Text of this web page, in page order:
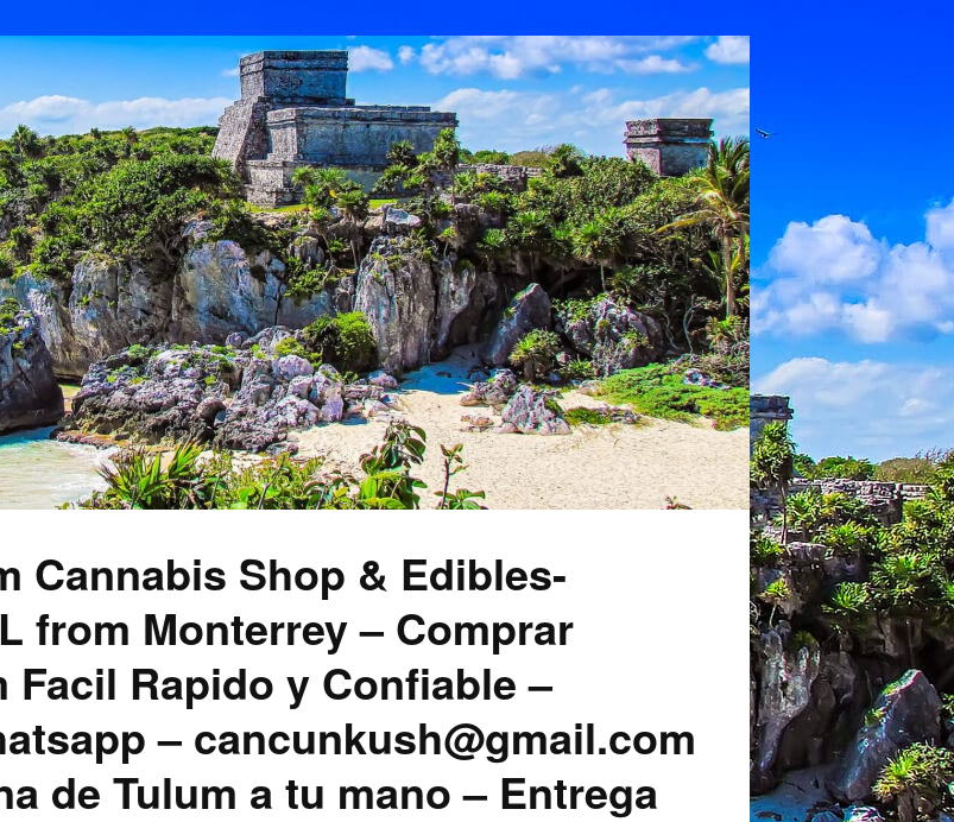
Cannabis Shop & Edibles-
from Monterrey – Comprar
Facil Rapido y Confiable –
– cancunkush@gmail.com
de Tulum a tu mano – Entrega